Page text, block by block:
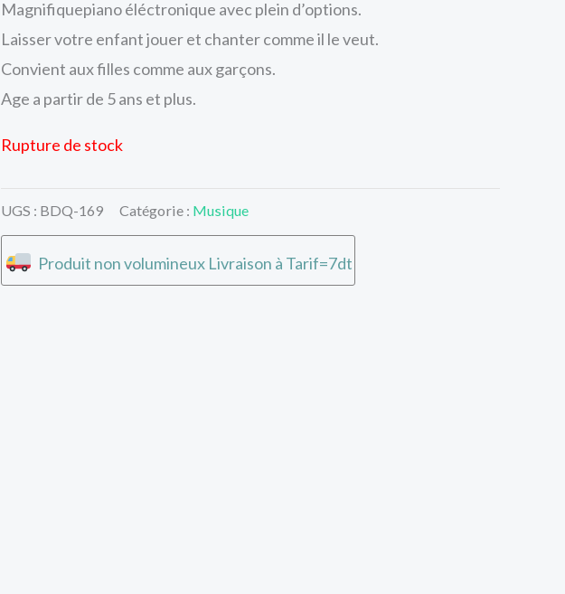
Magnifiquepiano éléctronique avec plein d’options.
Laisser votre enfant jouer et chanter comme il le veut.
Convient aux filles comme aux garçons.
Age a partir de 5 ans et plus.
Rupture de stock
UGS : BDQ-169 Catégorie : Musique
Produit non volumineux Livraison à Tarif=7dt